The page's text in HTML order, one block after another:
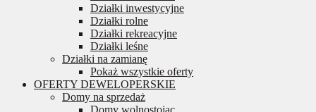
Działki inwestycyjne
Działki rolne
Działki rekreacyjne
Działki leśne
Działki na zamianę
Pokaż wszystkie oferty
OFERTY DEWELOPERSKIE
Domy na sprzedaż
Domy wolnostojąc